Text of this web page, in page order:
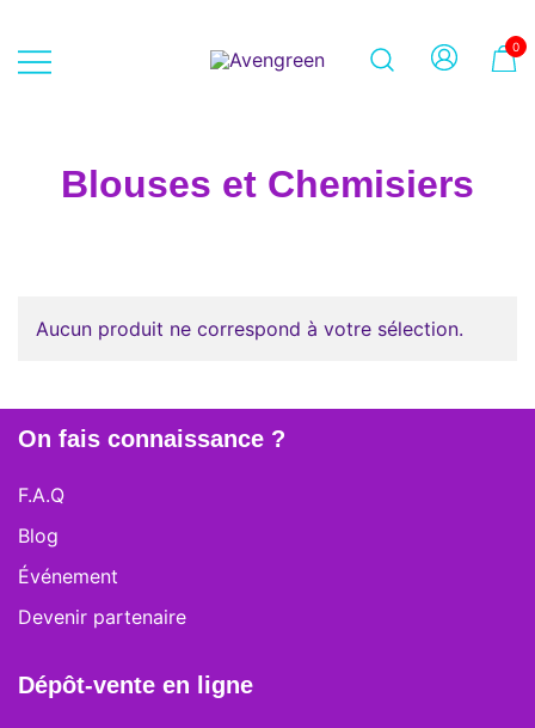
content
0
Blouses et Chemisiers
Aucun produit ne correspond à votre sélection.
On fais connaissance ?
F.A.Q
Blog
Événement
Devenir partenaire
Dépôt-vente en ligne